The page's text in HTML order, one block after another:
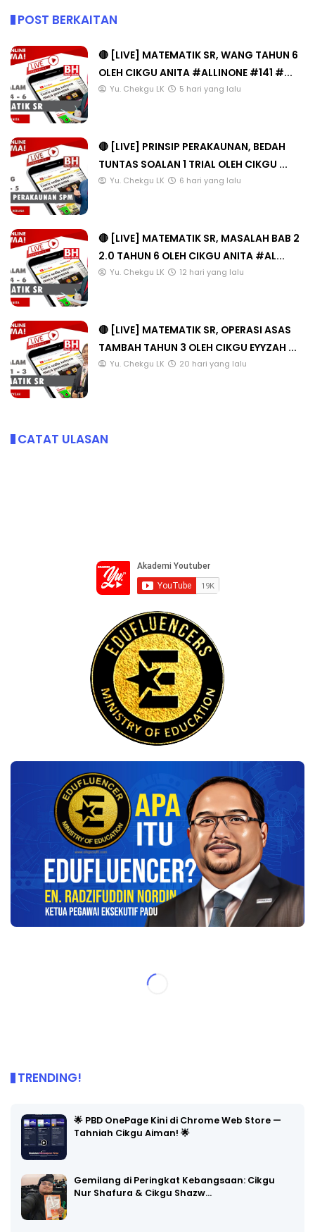
POST BERKAITAN
🔴 [LIVE] MATEMATIK SR, WANG TAHUN 6
OLEH CIKGU ANITA #ALLINONE #141 #...
Yu. Chekgu LK 5 hari yang lalu
🔴 [LIVE] PRINSIP PERAKAUNAN, BEDAH
TUNTAS SOALAN 1 TRIAL OLEH CIKGU ...
Yu. Chekgu LK 6 hari yang lalu
🔴 [LIVE] MATEMATIK SR, MASALAH BAB 2
2.0 TAHUN 6 OLEH CIKGU ANITA #AL...
Yu. Chekgu LK 12 hari yang lalu
🔴 [LIVE] MATEMATIK SR, OPERASI ASAS
TAMBAH TAHUN 3 OLEH CIKGU EYYZAH ...
Yu. Chekgu LK 20 hari yang lalu
CATAT ULASAN
TRENDING!
🌟 PBD OnePage Kini di Chrome Web Store —
Tahniah Cikgu Aiman! 🌟
Gemilang di Peringkat Kebangsaan: Cikgu
Nur Shafura & Cikgu Shazw…